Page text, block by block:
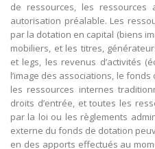
de ressources, les ressources
autorisation préalable. Les
par la dotation en capital (biens
mobiliers, et les titres,
et legs, les revenus d’activités
l’image des associations, le
les ressources internes
droits d’entrée, et toutes les
par la loi ou les règlements
externe du fonds de dotation
en des apports effectués au